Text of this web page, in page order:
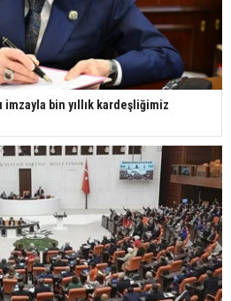
imzayla bin yıllık kardeşliğimiz